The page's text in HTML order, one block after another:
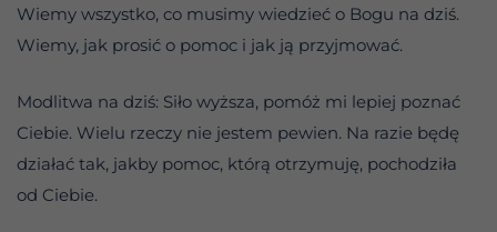
Wiemy wszystko, co musimy wiedzieć o Bogu na dziś.
Wiemy, jak prosić o pomoc i jak ją przyjmować.
Modlitwa na dziś: Siło wyższa, pomóż mi lepiej poznać
Ciebie. Wielu rzeczy nie jestem pewien. Na razie będę
działać tak, jakby pomoc, którą otrzymuję, pochodziła
od Ciebie.